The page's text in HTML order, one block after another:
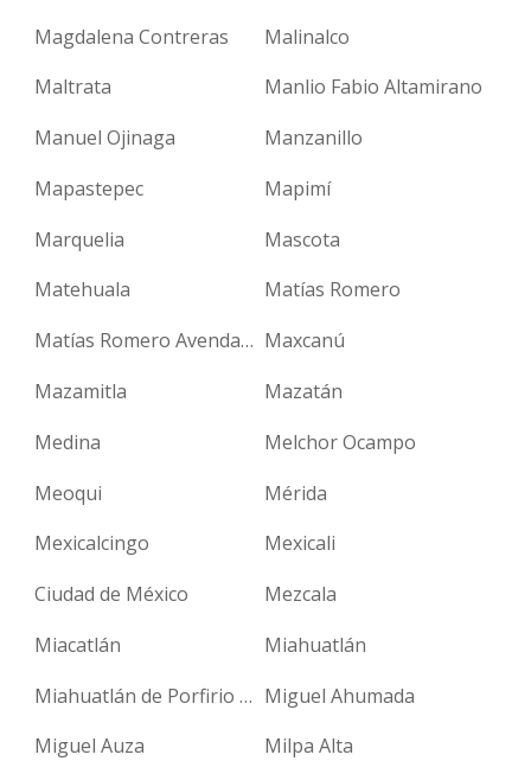
Magdalena Contreras
Malinalco
Maltrata
Manlio Fabio Altamirano
Manuel Ojinaga
Manzanillo
Mapastepec
Mapimí
Marquelia
Mascota
Matehuala
Matías Romero
Matías Romero Avendaño Maxcanú
Mazamitla
Mazatán
Medina
Melchor Ocampo
Meoqui
Mérida
Mexicalcingo
Mexicali
Ciudad de México
Mezcala
Miacatlán
Miahuatlán
Miahuatlán de Porfirio Díaz Miguel Ahumada
Miguel Auza
Milpa Alta